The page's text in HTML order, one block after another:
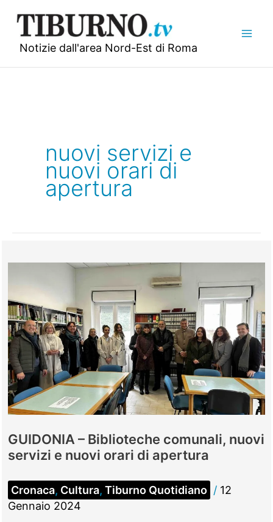
contenuto
Notizie dall'area Nord-Est di Roma
nuovi servizi e
nuovi orari di
apertura
GUIDONIA – Biblioteche comunali, nuovi
servizi e nuovi orari di apertura
Cronaca, Cultura, Tiburno Quotidiano / 12
Gennaio 2024